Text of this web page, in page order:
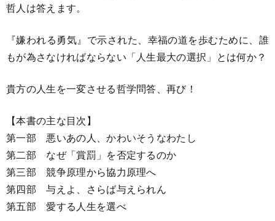
哲人は答えます。
『嫌われる勇気』で示された、幸福の道を歩むために、誰
もが為さなければならない「人生最大の選択」とは何か？
貴方の人生を一変させる哲学問答、再び！
【本書の主な目次】
第一部 悪いあの人、かわいそうなわたし
第二部 なぜ「賞罰」を否定するのか
第三部 競争原理から協力原理へ
第四部 与えよ、さらば与えられん
第五部 愛する人生を選べ